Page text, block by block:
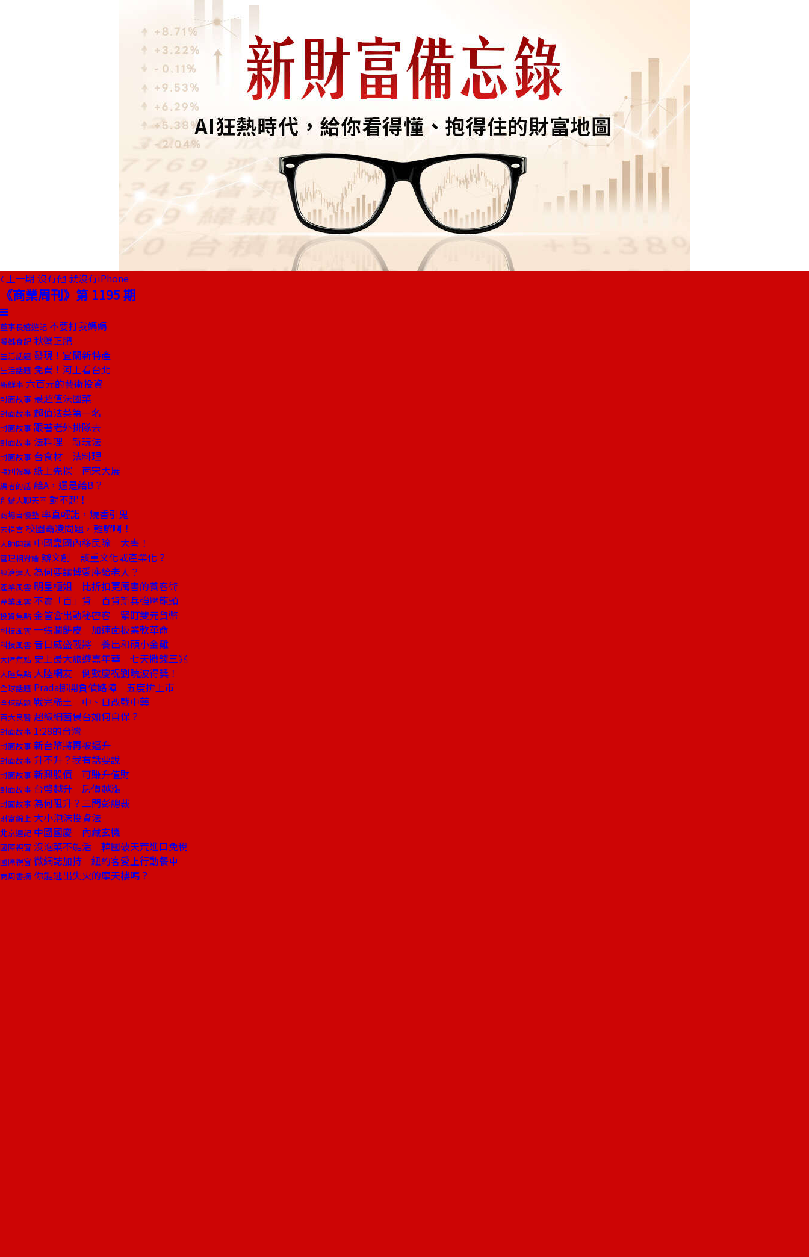
上一期 沒有他 就沒有iPhone
《商業周刊》第 1195 期
董事長嬉遊記 不要打我媽媽
饕姊食記 秋蟹正肥
生活話題 發現！宜蘭新特產
生活話題 免費！河上看台北
新鮮事 六百元的藝術投資
封面故事 最超值法國菜
封面故事 超值法菜第一名
封面故事 跟著老外排隊去
封面故事 法料理 新玩法
封面故事 台食材 法料理
特別報導 紙上先探 南宋大展
編者的話 給A，還是給B？
創辦人聊天室 對不起！
商場自慢塾 率直輕諾，燒香引鬼
去梯言 校園霸凌問題，難解啊！
大師開講 中國靠國內移民除 大害！
管理相對論 辦文創 該重文化或產業化？
經濟達人 為何要讓博愛座給老人？
產業風雲 明星櫃姐 比折扣更厲害的養客術
產業風雲 不賣「百」貨 百貨新兵強壓龍頭
投資焦點 金管會出動秘密客 緊盯雙元貨幣
科技風雲 一張潤餅皮 加速面板業軟革命
科技風雲 昔日威盛戰將 養出和碩小金雞
大陸焦點 史上最大旅遊嘉年華 七天撒錢三兆
大陸焦點 大陸網友 倒數慶祝劉曉波得獎！
全球話題 Prada挪開負債路障 五度拚上市
全球話題 戰完稀土 中、日改戰中藥
百大良醫 超級細菌侵台如何自保？
封面故事 1:28的台灣
封面故事 新台幣將再被逼升
封面故事 升不升？我有話要說
封面故事 新興股債 可賺升值財
封面故事 台幣越升 房價越漲
封面故事 為何阻升？三問彭總裁
財富線上 大小泡沫投資法
北京週記 中國國慶 內藏玄機
國際視窗 沒泡菜不能活 韓國破天荒進口免稅
國際視窗 微網誌加持 紐約客愛上行動餐車
商周書摘 你能逃出失火的摩天樓嗎？